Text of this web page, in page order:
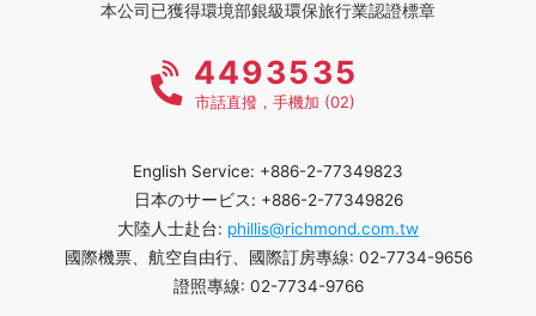
本公司已獲得環境部銀級環保旅行業認證標章
4493535
市話直撥，手機加 (02)
English Service: +886-2-77349823
日本のサービス: +886-2-77349826
大陸人士赴台: phillis@richmond.com.tw
國際機票、航空自由行、國際訂房專線: 02-7734-9656
證照專線: 02-7734-9766